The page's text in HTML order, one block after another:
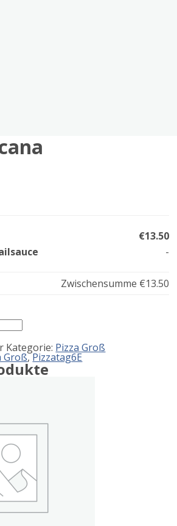
€13.50
-
Zwischensumme €13.50
Kategorie: Pizza Groß
Groß,Pizzatag6E